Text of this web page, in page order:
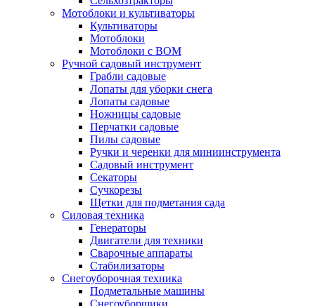
Мотоблоки и культиваторы
Культиваторы
Мотоблоки
Мотоблоки с ВОМ
Ручной садовый инструмент
Грабли садовые
Лопаты для уборки снега
Лопаты садовые
Ножницы садовые
Перчатки садовые
Пилы садовые
Ручки и черенки для миниинструмента
Садовый инструмент
Секаторы
Сучкорезы
Щетки для подметания сада
Силовая техника
Генераторы
Двигатели для техники
Сварочные аппараты
Стабилизаторы
Снегоуборочная техника
Подметальные машины
Снегоуборщики